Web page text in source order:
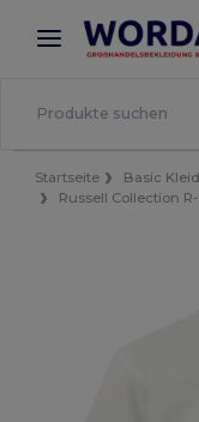
× Wordans
Bessere
Startseite Basic
Russell Collection